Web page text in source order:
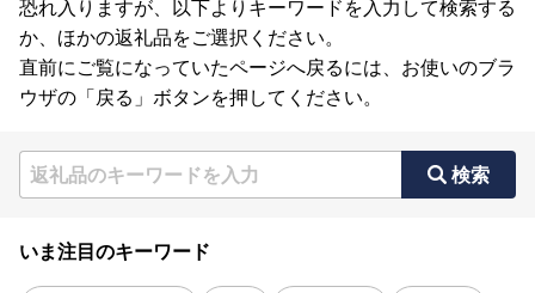
恐れ入りますが、以下よりキーワードを入力して検索する
か、ほかの返礼品をご選択ください。
直前にご覧になっていたページへ戻るには、お使いのブラ
ウザの「戻る」ボタンを押してください。
検索
いま注目のキーワード